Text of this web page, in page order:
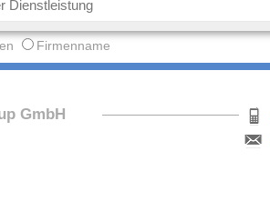
Firmenname
GmbH